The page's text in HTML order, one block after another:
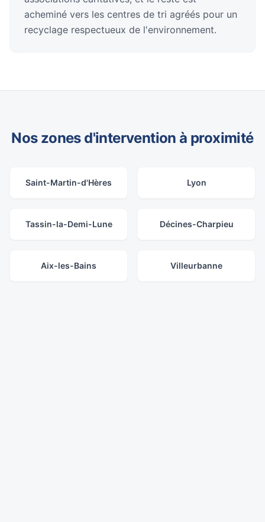
acheminé vers les centres de tri agréés pour un
recyclage respectueux de l'environnement.
Nos zones d'intervention à proximité
Saint-Martin-d'Hères Lyon
Tassin-la-Demi-Lune Décines-Charpieu
Aix-les-Bains Villeurbanne